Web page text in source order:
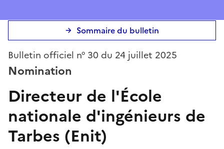
Bulletin officiel n° 30 du 24 juillet 2025
Nomination
Sommaire du bulletin
Directeur de l'École
nationale d'ingénieurs de
Tarbes (Enit)